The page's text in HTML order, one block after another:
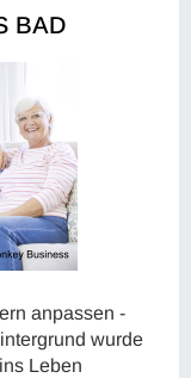
BAD
anpassen -
wurde
Leben